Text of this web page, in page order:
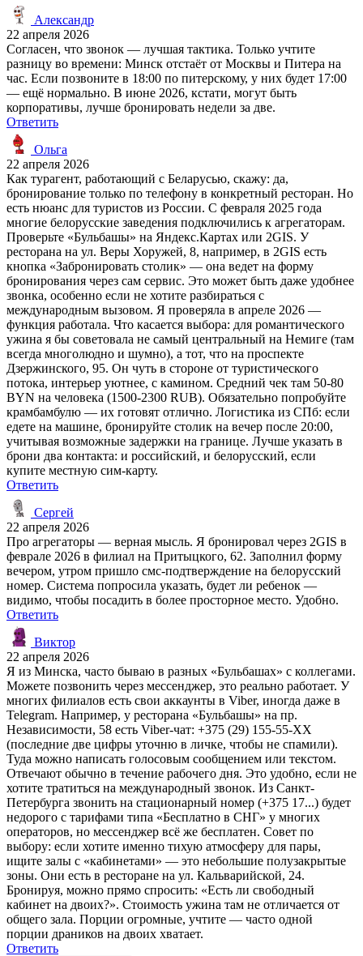
Александр
22 апреля 2026
Согласен, что звонок — лучшая тактика. Только учтите
разницу во времени: Минск отстаёт от Москвы и Питера на
час. Если позвоните в 18:00 по питерскому, у них будет 17:00
— ещё нормально. В июне 2026, кстати, могут быть
корпоративы, лучше бронировать недели за две.
Ответить
Ольга
22 апреля 2026
Как турагент, работающий с Беларусью, скажу: да,
бронирование только по телефону в конкретный ресторан. Но
есть нюанс для туристов из России. С февраля 2025 года
многие белорусские заведения подключились к агрегаторам.
Проверьте «Бульбашы» на Яндекс.Картах или 2GIS. У
ресторана на ул. Веры Хоружей, 8, например, в 2GIS есть
кнопка «Забронировать столик» — она ведет на форму
бронирования через сам сервис. Это может быть даже удобнее
звонка, особенно если не хотите разбираться с
международным вызовом. Я проверяла в апреле 2026 —
функция работала. Что касается выбора: для романтического
ужина я бы советовала не самый центральный на Немиге (там
всегда многолюдно и шумно), а тот, что на проспекте
Дзержинского, 95. Он чуть в стороне от туристического
потока, интерьер уютнее, с камином. Средний чек там 50-80
BYN на человека (1500-2300 RUB). Обязательно попробуйте
крамбамбулю — их готовят отлично. Логистика из СПб: если
едете на машине, бронируйте столик на вечер после 20:00,
учитывая возможные задержки на границе. Лучше указать в
брони два контакта: и российский, и белорусский, если
купите местную сим-карту.
Ответить
Сергей
22 апреля 2026
Про агрегаторы — верная мысль. Я бронировал через 2GIS в
феврале 2026 в филиал на Притыцкого, 62. Заполнил форму
вечером, утром пришло смс-подтверждение на белорусский
номер. Система попросила указать, будет ли ребенок —
видимо, чтобы посадить в более просторное место. Удобно.
Ответить
Виктор
22 апреля 2026
Я из Минска, часто бываю в разных «Бульбашах» с коллегами.
Можете позвонить через мессенджер, это реально работает. У
многих филиалов есть свои аккаунты в Viber, иногда даже в
Telegram. Например, у ресторана «Бульбашы» на пр.
Независимости, 58 есть Viber-чат: +375 (29) 155-55-XX
(последние две цифры уточню в личке, чтобы не спамили).
Туда можно написать голосовым сообщением или текстом.
Отвечают обычно в течение рабочего дня. Это удобно, если не
хотите тратиться на международный звонок. Из Санкт-
Петербурга звонить на стационарный номер (+375 17...) будет
недорого с тарифами типа «Бесплатно в СНГ» у многих
операторов, но мессенджер всё же бесплатен. Совет по
выбору: если хотите именно тихую атмосферу для пары,
ищите залы с «кабинетами» — это небольшие полузакрытые
зоны. Они есть в ресторане на ул. Кальварийской, 24.
Бронируя, можно прямо спросить: «Есть ли свободный
кабинет на двоих?». Стоимость ужина там не отличается от
общего зала. Порции огромные, учтите — часто одной
порции драников на двоих хватает.
Ответить